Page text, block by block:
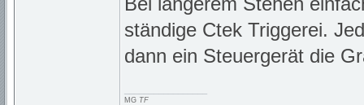
ständige Ctek Triggerei.
dann ein Steuergerät die
MG TF